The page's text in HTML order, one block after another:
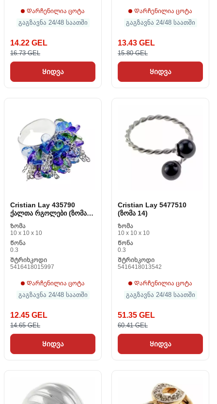
Დარჩენილია ცოტა
გაგზავნა 24/48 საათში
14.22 GEL
16.73 GEL
Ყიდვა
Დარჩენილია ცოტა
გაგზავნა 24/48 საათში
13.43 GEL
15.80 GEL
Ყიდვა
Cristian Lay 435790
ქალთა რგოლები (ზომა
14)
Ზომა
10 x 10 x 10
Წონა
0.3
Შტრიხკოდი
5416418015997
Დარჩენილია ცოტა
გაგზავნა 24/48 საათში
12.45 GEL
14.65 GEL
Ყიდვა
Cristian Lay 5477510
(ზომა 14)
Ზომა
10 x 10 x 10
Წონა
0.3
Შტრიხკოდი
5416418013542
Დარჩენილია ცოტა
გაგზავნა 24/48 საათში
51.35 GEL
60.41 GEL
Ყიდვა